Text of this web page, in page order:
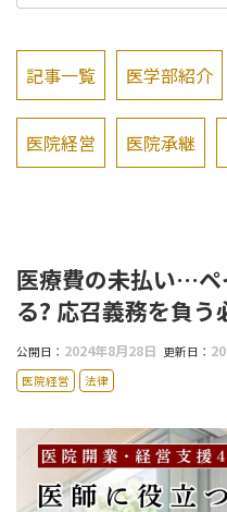
索:
記事一覧 医学部紹介
医院経営 医院承継
医療費の未払い…
る? 応召義務を負
公開日： 2024年8月28日 更新日：
医院経営 法律